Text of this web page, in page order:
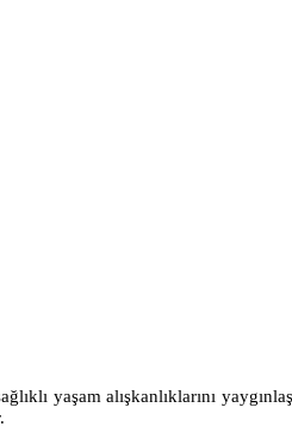
yaşam alışkanlıklarını